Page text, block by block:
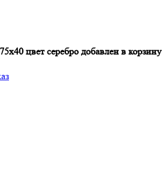
цвет серебро добавлен в корзину